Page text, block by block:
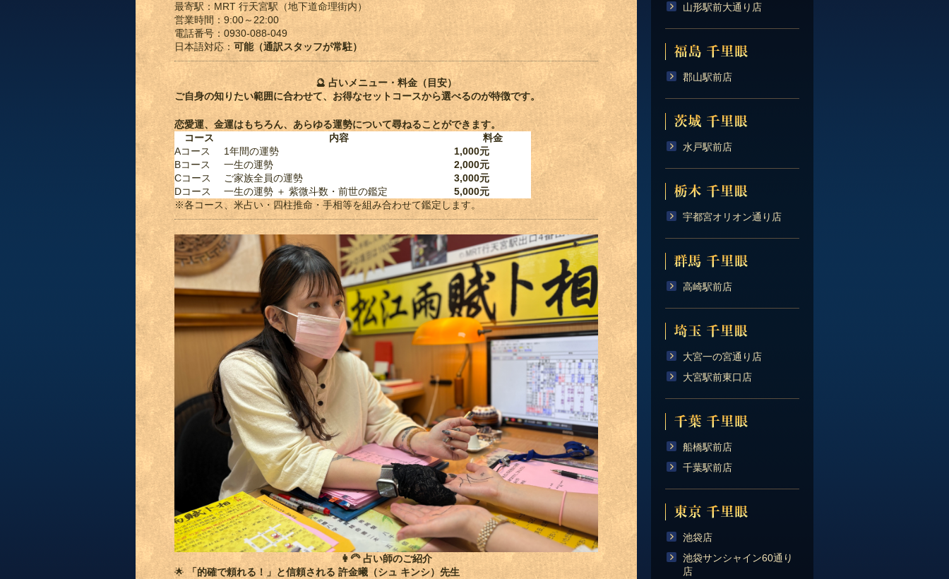
最寄駅：MRT 行天宮駅（地下道命理街内）
営業時間：9:00～22:00
電話番号：0930-088-049
日本語対応： 可能（通訳スタッフが常駐）
🔮 占いメニュー・料金（目安）
ご自身の知りたい範囲に合わせて、お得なセットコースから選べるのが特徴です。
恋愛運、金運はもちろん、あらゆる運勢について尋ねることができます。
コース
内容
料金
Aコース
1年間の運勢
1,000元
Bコース
一生の運勢
2,000元
Cコース
ご家族全員の運勢
3,000元
Dコース
一生の運勢 ＋ 紫微斗数・前世の鑑定
5,000元
※各コース、米占い・四柱推命・手相等を組み合わせて鑑定します。
👩‍🦳占い師のご紹介
🌟
「的確で頼れる！」と信頼される 許金曦（シュ キンシ）先生
山形駅前大通り店
郡山駅前店
水戸駅前店
宇都宮オリオン通り店
高崎駅前店
大宮一の宮通り店
大宮駅前東口店
船橋駅前店
千葉駅前店
池袋店
池袋サンシャイン60通り
店